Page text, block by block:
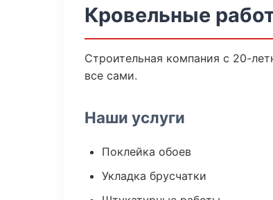
Кровельные
Строительная компания с 20-
все сами.
Наши услуги
Поклейка обоев
Укладка брусчатки